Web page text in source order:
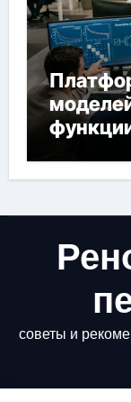
советы и